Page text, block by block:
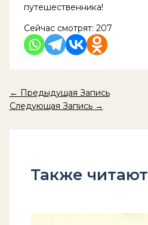
путешественника!
Сейчас смотрят: 207
← Предыдущая Запись
Следующая Запись →
Также читают